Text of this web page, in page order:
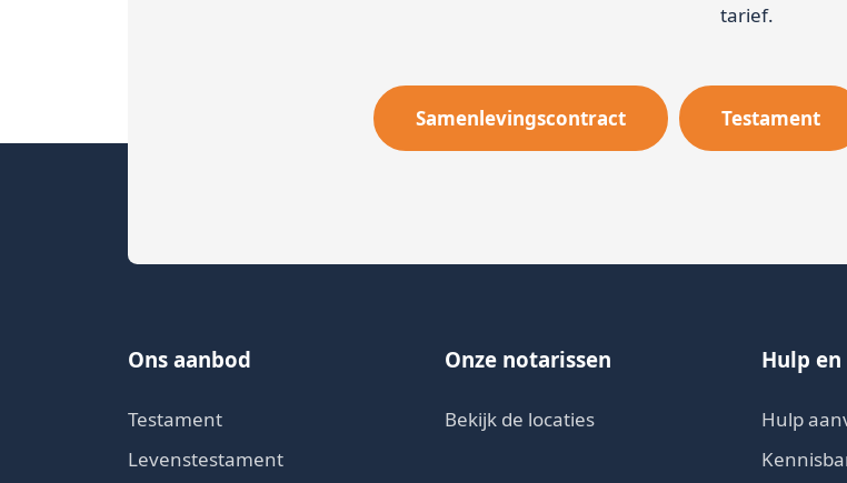
tarief.
Samenlevingscontract Testament
Ons aanbod
Testament
Levenstestament
Onze notarissen
Bekijk de locaties
Hulp
Hulp